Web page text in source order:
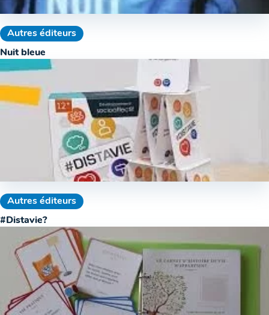
Autres éditeurs
Nuit bleue
Autres éditeurs
#Distavie?